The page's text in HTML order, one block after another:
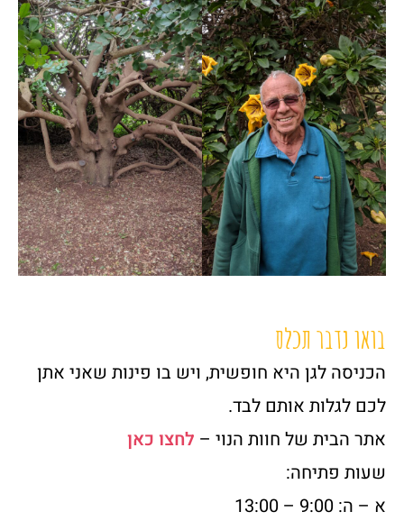
בואו נדבר תכלס
הכניסה לגן היא חופשית, ויש בו פינות שאני אתן
לכם לגלות אותם לבד.
אתר הבית של חוות הנוי – לחצו כאן
שעות פתיחה:
א – ה: 9:00 – 13:00